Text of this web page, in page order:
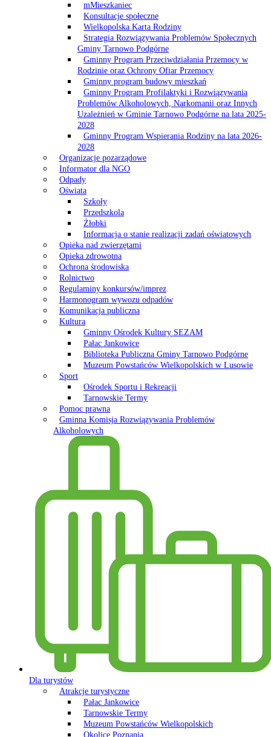
mMieszkaniec
Konsultacje społeczne
Wielkopolska Karta Rodziny
Strategia Rozwiązywania Problemów Społecznych
Gminy Tarnowo Podgórne
Gminny Program Przeciwdziałania Przemocy w
Rodzinie oraz Ochrony Ofiar Przemocy
Gminny program budowy mieszkań
Gminny Program Profilaktyki i Rozwiązywania
Problemów Alkoholowych, Narkomanii oraz Innych
Uzależnień w Gminie Tarnowo Podgórne na lata 2025-
2028
Gminny Program Wspierania Rodziny na lata 2026-
2028
Organizacje pozarządowe
Informator dla NGO
Odpady
Oświata
Szkoły
Przedszkola
Żłobki
Informacja o stanie realizacji zadań oświatowych
Opieka nad zwierzętami
Opieka zdrowotna
Ochrona środowiska
Rolnictwo
Regulaminy konkursów/imprez
Harmonogram wywozu odpadów
Komunikacja publiczna
Kultura
Gminny Ośrodek Kultury SEZAM
Pałac Jankowice
Biblioteka Publiczna Gminy Tarnowo Podgórne
Muzeum Powstańców Wielkopolskich w Lusowie
Sport
Ośrodek Sportu i Rekreacji
Tarnowskie Termy
Pomoc prawna
Gminna Komisja Rozwiązywania Problemów
Alkoholowych
Dla turystów
Atrakcje turystyczne
Pałac Jankowice
Tarnowskie Termy
Muzeum Powstańców Wielkopolskich
Okolice Poznania